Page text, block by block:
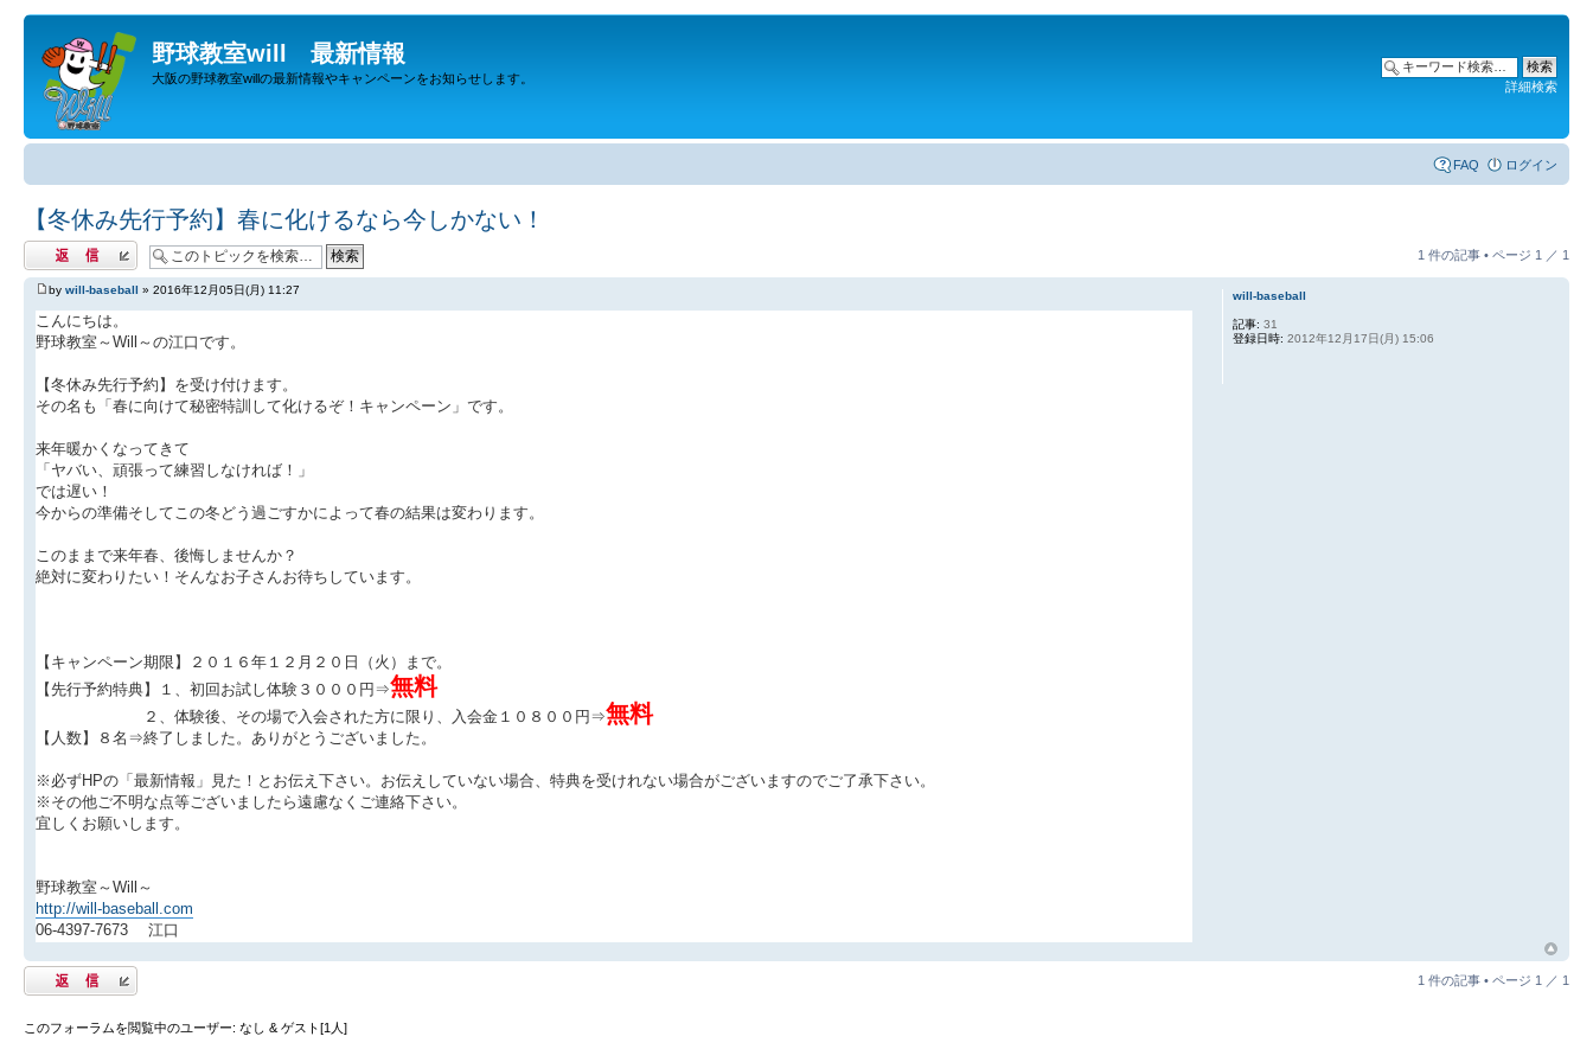
野球教室will 最新情報
大阪の野球教室willの最新情報やキャンペーンをお知らせします。
詳細検索
FAQ ログイン
【冬休み先行予約】春に化けるなら今しかない！
返信する 1 件の記事 • ページ 1 ／ 1
by will-baseball » 2016年12月05日(月) 11:27
こんにちは。
野球教室～Will～の江口です。
【冬休み先行予約】を受け付けます。
その名も「春に向けて秘密特訓して化けるぞ！キャンペーン」です。
来年暖かくなってきて
「ヤバい、頑張って練習しなければ！」
では遅い！
今からの準備そしてこの冬どう過ごすかによって春の結果は変わります。
このままで来年春、後悔しませんか？
絶対に変わりたい！そんなお子さんお待ちしています。
【キャンペーン期限】２０１６年１２月２０日（火）まで。
【先行予約特典】１、初回お試し体験３０００円⇒無料
２、体験後、その場で入会された方に限り、入会金１０８００円⇒無料
【人数】８名⇒終了しました。ありがとうございました。
※必ずHPの「最新情報」見た！とお伝え下さい。お伝えしていない場合、特典を受けれない場合がございますのでご了承下さい。
※その他ご不明な点等ございましたら遠慮なくご連絡下さい。
宜しくお願いします。
野球教室～Will～
http://will-baseball.com
06-4397-7673 江口
will-baseball
記事: 31
登録日時: 2012年12月17日(月) 15:06
返信する 1 件の記事 • ページ 1 ／ 1
このフォーラムを閲覧中のユーザー: なし & ゲスト[1人]